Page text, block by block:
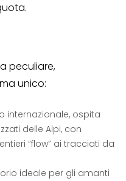
peculiare,
unico:
internazionale, ospita
delle Alpi, con
“flow” ai tracciati da
ideale per gli amanti